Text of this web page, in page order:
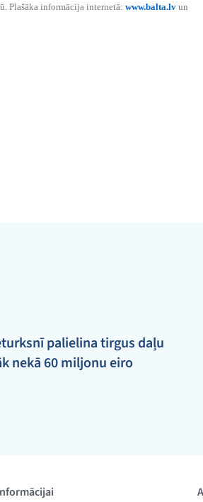
Plašāka informācija internetā: www.balta.lv un
palielina tirgus daļu
nekā 60 miljonu eiro